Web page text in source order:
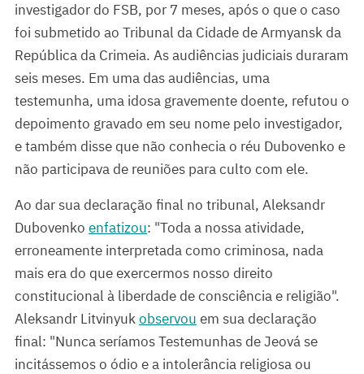
investigador do FSB, por 7 meses, após o que o caso
foi submetido ao Tribunal da Cidade de Armyansk da
República da Crimeia. As audiências judiciais duraram
seis meses. Em uma das audiências, uma
testemunha, uma idosa gravemente doente, refutou o
depoimento gravado em seu nome pelo investigador,
e também disse que não conhecia o réu Dubovenko e
não participava de reuniões para culto com ele.
Ao dar sua declaração final no tribunal, Aleksandr
Dubovenko enfatizou: "Toda a nossa atividade,
erroneamente interpretada como criminosa, nada
mais era do que exercermos nosso direito
constitucional à liberdade de consciência e religião".
Aleksandr Litvinyukobservou em sua declaração
final: "Nunca seríamos Testemunhas de Jeová se
incitássemos o ódio e a intolerância religiosa ou